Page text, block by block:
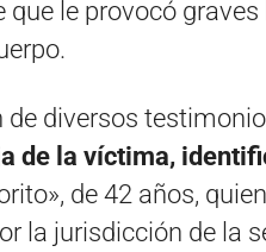
que le provocó
de diversos
de la víctima,
de 42 años,
la jurisdicción de la